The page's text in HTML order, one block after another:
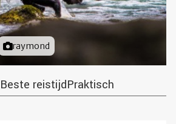
Foto door
raymond
Beste reistijdPraktisch